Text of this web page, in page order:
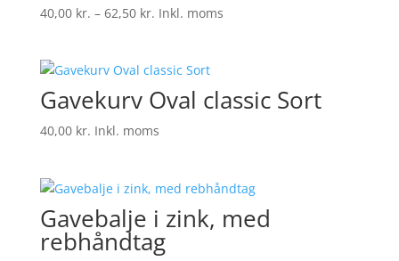
40,00 kr. – 62,50 kr.Prisinterval:
62,50 kr.
Inkl. moms
Gavekurv Oval classic Sort
40,00 kr. Inkl. moms
Gavebalje i zink, med
rebhåndtag